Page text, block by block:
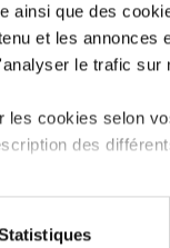
ainsi que des
et les annonces
le trafic sur
cookies selon
des
lecture de vidéos,
journey of
countless
Box |
partner